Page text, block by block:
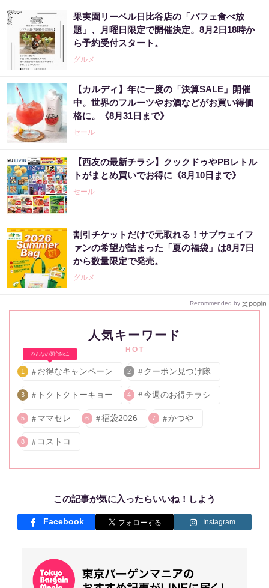
果実園リーベル日比谷店の「パフェ食べ放
題」、月曜日限定で開催決定。8月2日18時か
ら予約受付スタート。
グルメ
【カルディ】年に一度の「決算SALE」開催
中。世界のフルーツやお酒などがお買い得価
格に。《8月31日まで》
セール
【西友の最新チラシ】クックドゥやPBレトル
トがまとめ買いでお得に《8月10日まで》
セール
割引チケットだけで元取れる！サブウェイフ
ァンの希望が詰まった「夏の福袋」は8月7日
から数量限定で発売。
グルメ
Recommended by
人気キーワード
HOT
みんなの関心No.1
1 お得なキャンペーン 2 クーポン見つけ隊
3 トクトクトーキョー 4 今週のお得チラシ
5 ママセレ 6 福袋2026 7 かつや
8 コストコ
この記事が気に入ったらいいね！しよう
Facebook Instagram